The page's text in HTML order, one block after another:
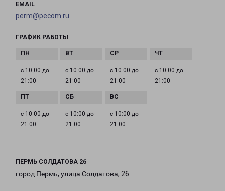
EMAIL
perm@pecom.ru
ГРАФИК РАБОТЫ
с 10:00 до
21:00
с 10:00 до
21:00
с 10:00 до
21:00
с 10:00 до
21:00
с 10:00 до
21:00
с 10:00 до
21:00
с 10:00 до
21:00
ПЕРМЬ СОЛДАТОВА 26
город Пермь, улица Солдатова, 26